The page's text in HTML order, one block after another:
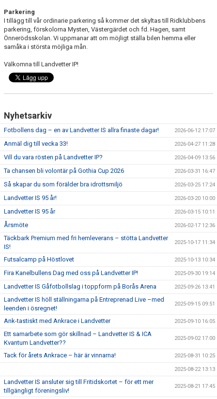
Parkering
I tillägg till vår ordinarie parkering så kommer det skyltas till Ridklubbens
parkering, förskolorna Mysten, Västergärdet och fd. Hagen, samt
Önnerödsskolan. Vi uppmanar att om möjligt ställa bilen hemma eller
samåka i största möjliga mån.
Välkomna till Landvetter IP!
Nyhetsarkiv
Fotbollens dag – en av Landvetter IS allra finaste dagar! 2026-06-12 17:07
Anmäl dig till vecka 33! 2026-04-27 11:28
Vill du vara rösten på Landvetter IP? 2026-04-09 13:56
Ta chansen bli volontär på Gothia Cup 2026 2026-03-31 16:47
Så skapar du som förälder bra idrottsmiljö 2026-03-25 17:24
Landvetter IS 95 år! 2026-03-20 10:00
Landvetter IS 95 år 2026-03-15 10:11
Årsmöte 2026-02-17 12:36
Täckbark Premium med fri hemleverans – stötta Landvetter
IS!
2025-10-17 11:34
Futsalcamp på Höstlovet 2025-10-13 10:34
Fira Kanelbullens Dag med oss på Landvetter IP! 2025-09-30 19:14
Landvetter IS Gåfotbollslag i toppform på Borås Arena 2025-09-26 13:41
Landvetter IS höll ställningarna på Entreprenad Live –med
leenden i ösregnet!
2025-09-15 09:51
Ank-tastiskt med Ankrace i Landvetter 2025-09-10 16:05
Ett samarbete som gör skillnad – Landvetter IS & ICA
Kvantum Landvetter??
2025-09-02 17:00
Tack för årets Ankrace – här är vinnarna! 2025-08-31 10:25
2025-08-22 13:13
Landvetter IS ansluter sig till Fritidskortet – för ett mer
tillgängligt föreningsliv!
2025-08-21 17:45